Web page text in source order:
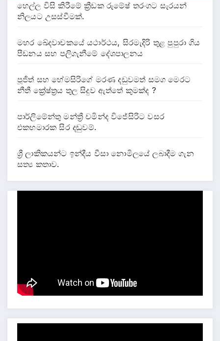
හෙල්ල විසි කිරීමේ ක්‍රීඩක රුමේෂ් තරංගට සැරයන්
නිලයට උසස්වීමක්.
මහර ඛේදවාචකයේ යථාර්ථය, සිරමැදිරි තුළ පුපුරා ගිය
පීඩනය සහ පලිගැනීමේ දේශපාලනය
පූජිත් සහ හේමසිරිගේ මරණ දඩුවමත් සමග මෙරට
නීතී ක්‍රේෂ්ත්‍රය තුල සිදුව ඇත්තේ කුමක්ද ?
පාර්ලිමේන්තු මන්ත්‍රී චමින්ද විජේසිරිට වසර
එකහමාරක සිර දඬුවම්.
ශ්‍රී ලාකිකයන්ට ඉන්දීය වීසා නොමිලයේ ලබාදීම ගැන
සත්‍ය කතාව.